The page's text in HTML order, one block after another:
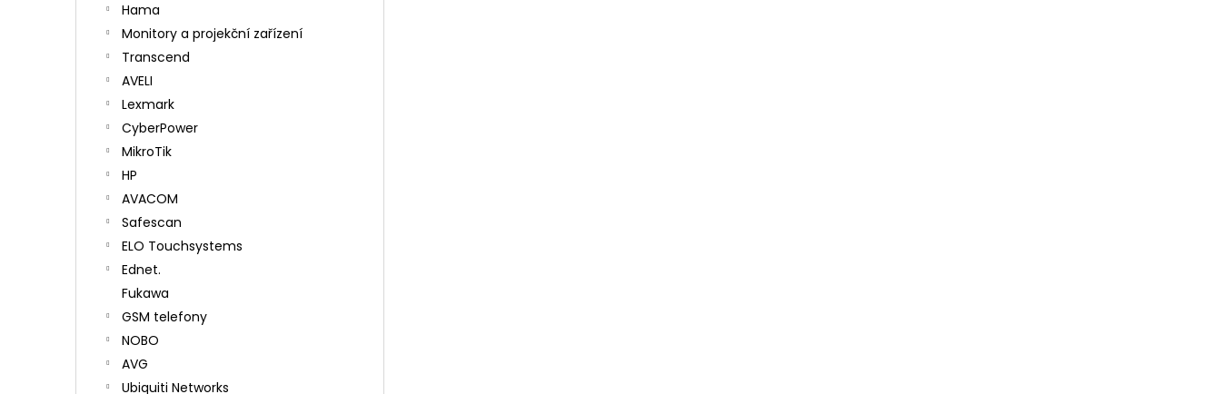
Hama
Monitory a projekční zařízení
Transcend
AVELI
Lexmark
CyberPower
MikroTik
HP
AVACOM
Safescan
ELO Touchsystems
Ednet.
Fukawa
GSM telefony
NOBO
AVG
Ubiquiti Networks